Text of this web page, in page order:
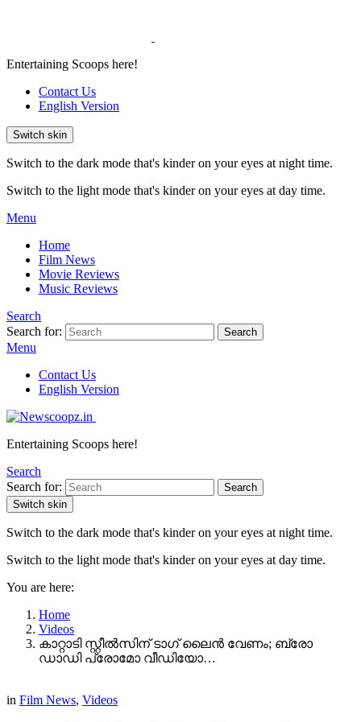
Entertaining Scoops here!
Contact Us
English Version
Switch skin
Switch to the dark mode that's kinder on your eyes at night time.
Switch to the light mode that's kinder on your eyes at day time.
Menu
Home
Film News
Movie Reviews
Music Reviews
Search
Search for:
Search
Menu
Contact Us
English Version
Entertaining Scoops here!
Search
Search for:
Search
Switch skin
Switch to the dark mode that's kinder on your eyes at night time.
Switch to the light mode that's kinder on your eyes at day time.
You are here:
Home
Videos
കാറ്റാടി സ്റ്റീൽസിന് ടാഗ് ലൈൻ വേണം; ബ്രോ
ഡാഡി പ്രോമോ വീഡിയോ…
in Film News, Videos